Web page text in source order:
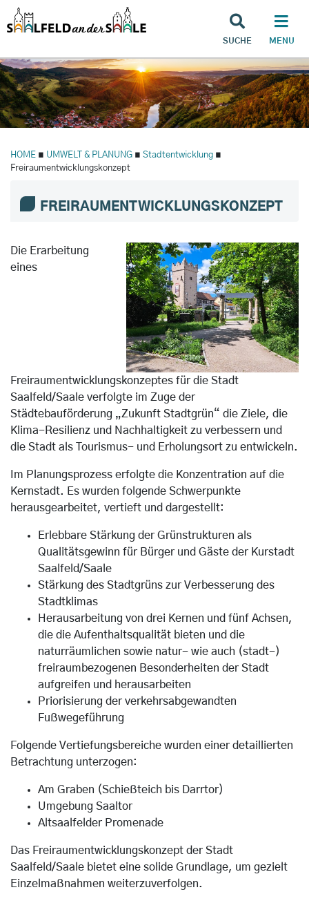
SUCHE MENU
HOME ∎ UMWELT & PLANUNG ∎ Stadtentwicklung ∎
Freiraumentwicklungskonzept
FREIRAUMENTWICKLUNGSKONZEPT
Die Erarbeitung
eines
Freiraumentwicklungskonzeptes für die Stadt
Saalfeld/Saale verfolgte im Zuge der
Städtebauförderung „Zukunft Stadtgrün“ die Ziele, die
Klima-Resilienz und Nachhaltigkeit zu verbessern und
die Stadt als Tourismus- und Erholungsort zu entwickeln.
Im Planungsprozess erfolgte die Konzentration auf die
Kernstadt. Es wurden folgende Schwerpunkte
herausgearbeitet, vertieft und dargestellt:
Erlebbare Stärkung der Grünstrukturen als
Qualitätsgewinn für Bürger und Gäste der Kurstadt
Saalfeld/Saale
Stärkung des Stadtgrüns zur Verbesserung des
Stadtklimas
Herausarbeitung von drei Kernen und fünf Achsen,
die die Aufenthaltsqualität bieten und die
naturräumlichen sowie natur- wie auch (stadt-)
freiraumbezogenen Besonderheiten der Stadt
aufgreifen und herausarbeiten
Priorisierung der verkehrsabgewandten
Fußwegeführung
Folgende Vertiefungsbereiche wurden einer detaillierten
Betrachtung unterzogen:
Am Graben (Schießteich bis Darrtor)
Umgebung Saaltor
Altsaalfelder Promenade
Das Freiraumentwicklungskonzept der Stadt
Saalfeld/Saale bietet eine solide Grundlage, um gezielt
Einzelmaßnahmen weiterzuverfolgen.